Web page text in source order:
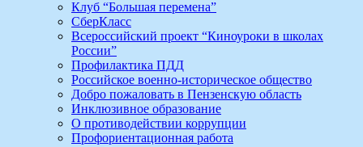
Клуб “Большая перемена”
СберКласс
Всероссийский проект “Киноуроки в школах
России”
Профилактика ПДД
Российское военно-историческое общество
Добро пожаловать в Пензенскую область
Инклюзивное образование
О противодействии коррупции
Профориентационная работа